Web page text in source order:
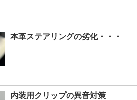
本革ステアリングの劣化・・・
内装用クリップの異音対策